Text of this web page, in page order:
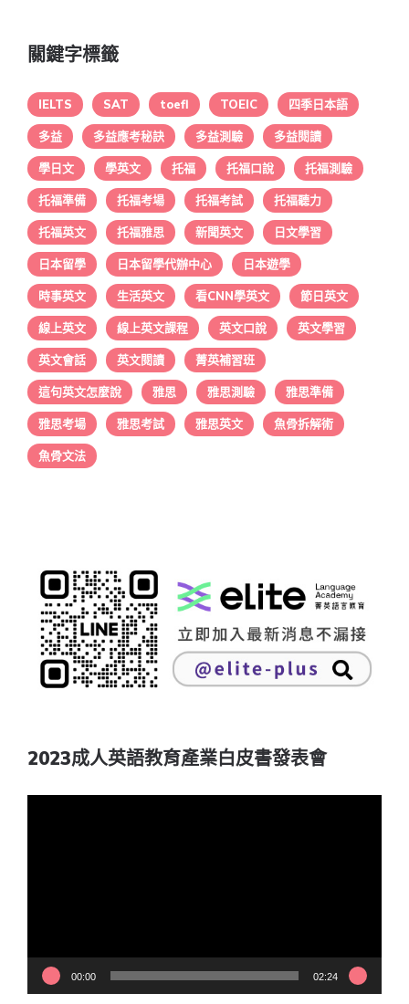
關鍵字標籤
IELTS SAT toefl TOEIC 四季日本語
多益 多益應考秘訣 多益測驗 多益閱讀
學日文 學英文 托福 托福口說 托福測驗
托福準備 托福考場 托福考試 托福聽力
托福英文 托福雅思 新聞英文 日文學習
日本留學 日本留學代辦中心 日本遊學
時事英文 生活英文 看CNN學英文 節日英文
線上英文 線上英文課程 英文口說 英文學習
英文會話 英文閱讀 菁英補習班
這句英文怎麼說 雅思 雅思測驗 雅思準備
雅思考場 雅思考試 雅思英文 魚骨拆解術
魚骨文法
2023成人英語教育產業白皮書發表會
00:00 02:24